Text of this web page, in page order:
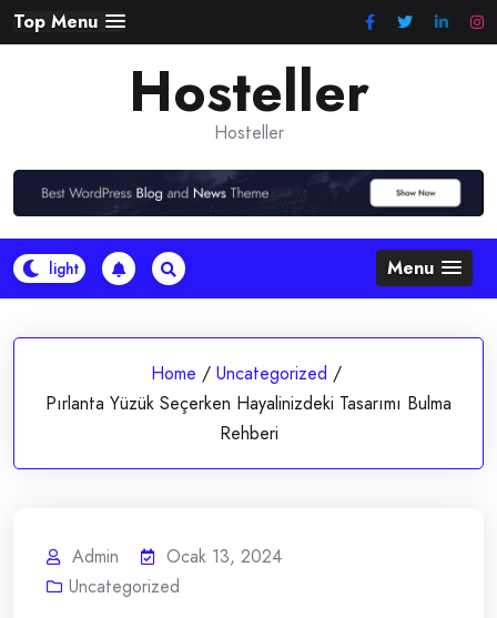
Skip
to
Top Menu
Hosteller
Hosteller
Menu
Home / Uncategorized /
Pırlanta Yüzük Seçerken Hayalinizdeki Tasarımı Bulma
Rehberi
Admin
Ocak 13, 2024
Uncategorized